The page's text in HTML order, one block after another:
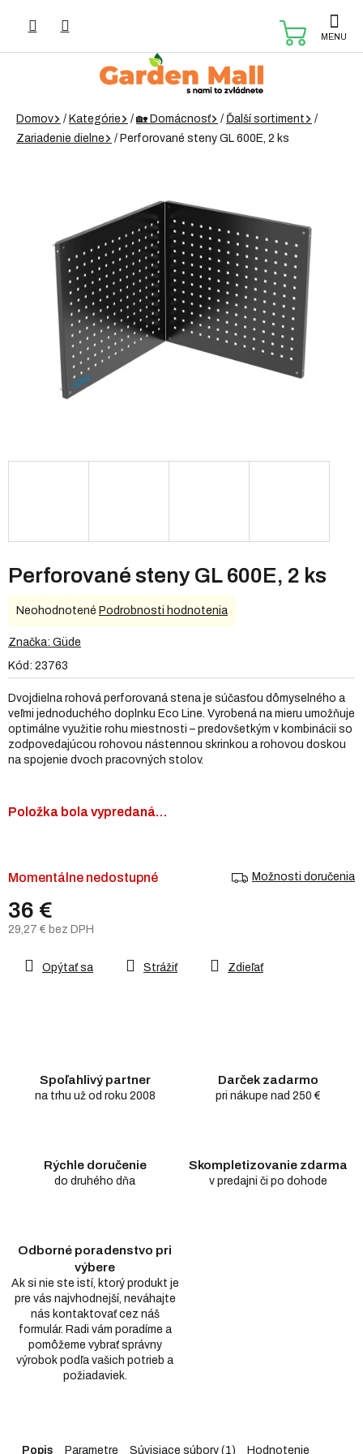
Domov / Kategórie / 🏡 Domácnosť / Ďalší sortiment
/
Zariadenie dielne
/ Perforované steny GL 600E, 2 ks
Perforované steny GL 600E, 2 ks
Kód: 23763
36 €
29,27 € bez DPH
cena:
Momentálne nedostupné Možnosti doručenia
Položka bola vypredaná…
Dvojdielna rohová perforovaná stena je súčasťou dômyselného a
veľmi jednoduchého doplnku Eco Line. Vyrobená na mieru umožňuje
optimálne využitie rohu miestnosti – predovšetkým v kombinácii so
zodpovedajúcou rohovou nástennou skrinkou a rohovou doskou
na spojenie dvoch pracovných stolov.
Opýtať sa Strážiť Zdieľať
Spoľahlivý partner
na trhu už od roku 2008
Darček zadarmo
pri nákupe nad 250 €
Rýchle doručenie
do druhého dňa
Skompletizovanie zdarma
v predajni či po dohode
Odborné poradenstvo pri
výbere
Ak si nie ste istí, ktorý produkt je
pre vás najvhodnejší, neváhajte
nás kontaktovať cez náš
formulár. Radi vám poradíme a
pomôžeme vybrať správny
výrobok podľa vašich potrieb a
požiadaviek.
Priemerné
produktu
0,0
5
hviezdičiek.
Neohodnotené Podrobnosti hodnotenia
Značka: Güde
Popis Parametre Súvisiace súbory (1) Hodnotenie